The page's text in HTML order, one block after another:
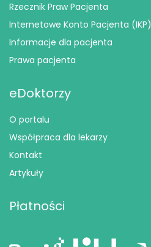
Rzecznik Praw Pacjenta
Internetowe Konto Pacjenta (IKP)
Informacje dla pacjenta
Prawa pacjenta
eDoktorzy
O portalu
Współpraca dla lekarzy
Kontakt
Artykuły
Płatności